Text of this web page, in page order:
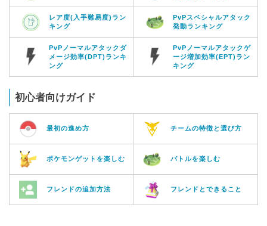
レア度(入手難易度)ラン
キング
PvPスペシャルアタック
発動ランキング
PvPノーマルアタックダ
メージ効率(DPT)ランキ
ング
PvPノーマルアタックゲ
ージ増加効率(EPT)ラン
キング
初心者向けガイド
最初の進め方 チームの特徴と選び方
ポケモンゲットを楽しむ バトルを楽しむ
フレンドの追加方法 フレンドとできること